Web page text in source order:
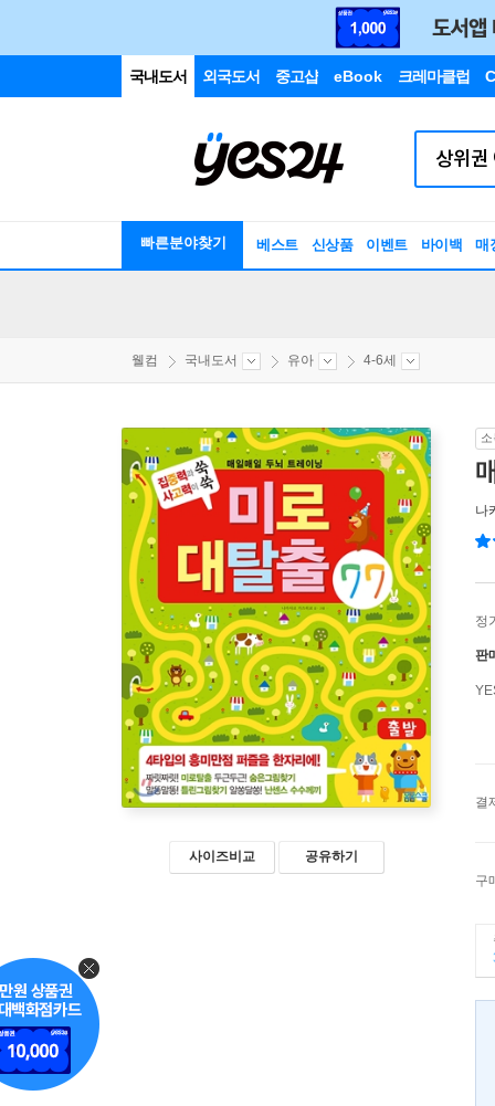
국내도서 외국도서 중고샵 eBook 크레마클럽
빠른분야찾기 베스트 신상품 이벤트 바이백 매
웰컴 국내도서 유아 4-6세
사이즈비교 공유하기
나
정
판
결
구